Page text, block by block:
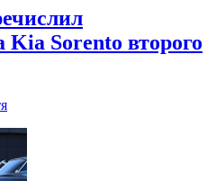
Kia Sorento второго